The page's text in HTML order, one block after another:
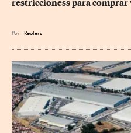
restriccioness para
Por Reuters